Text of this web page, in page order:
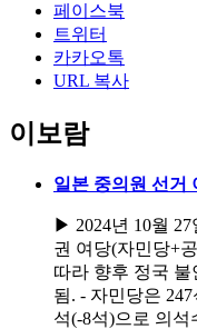
페이스북
트위터
카카오톡
URL 복사
이보람
일본 중의원 선거
▶ 2024년 10월
권 여당(자민당+
따라 향후 정국
됨. - 자민당은
석(-8석)으로 의석